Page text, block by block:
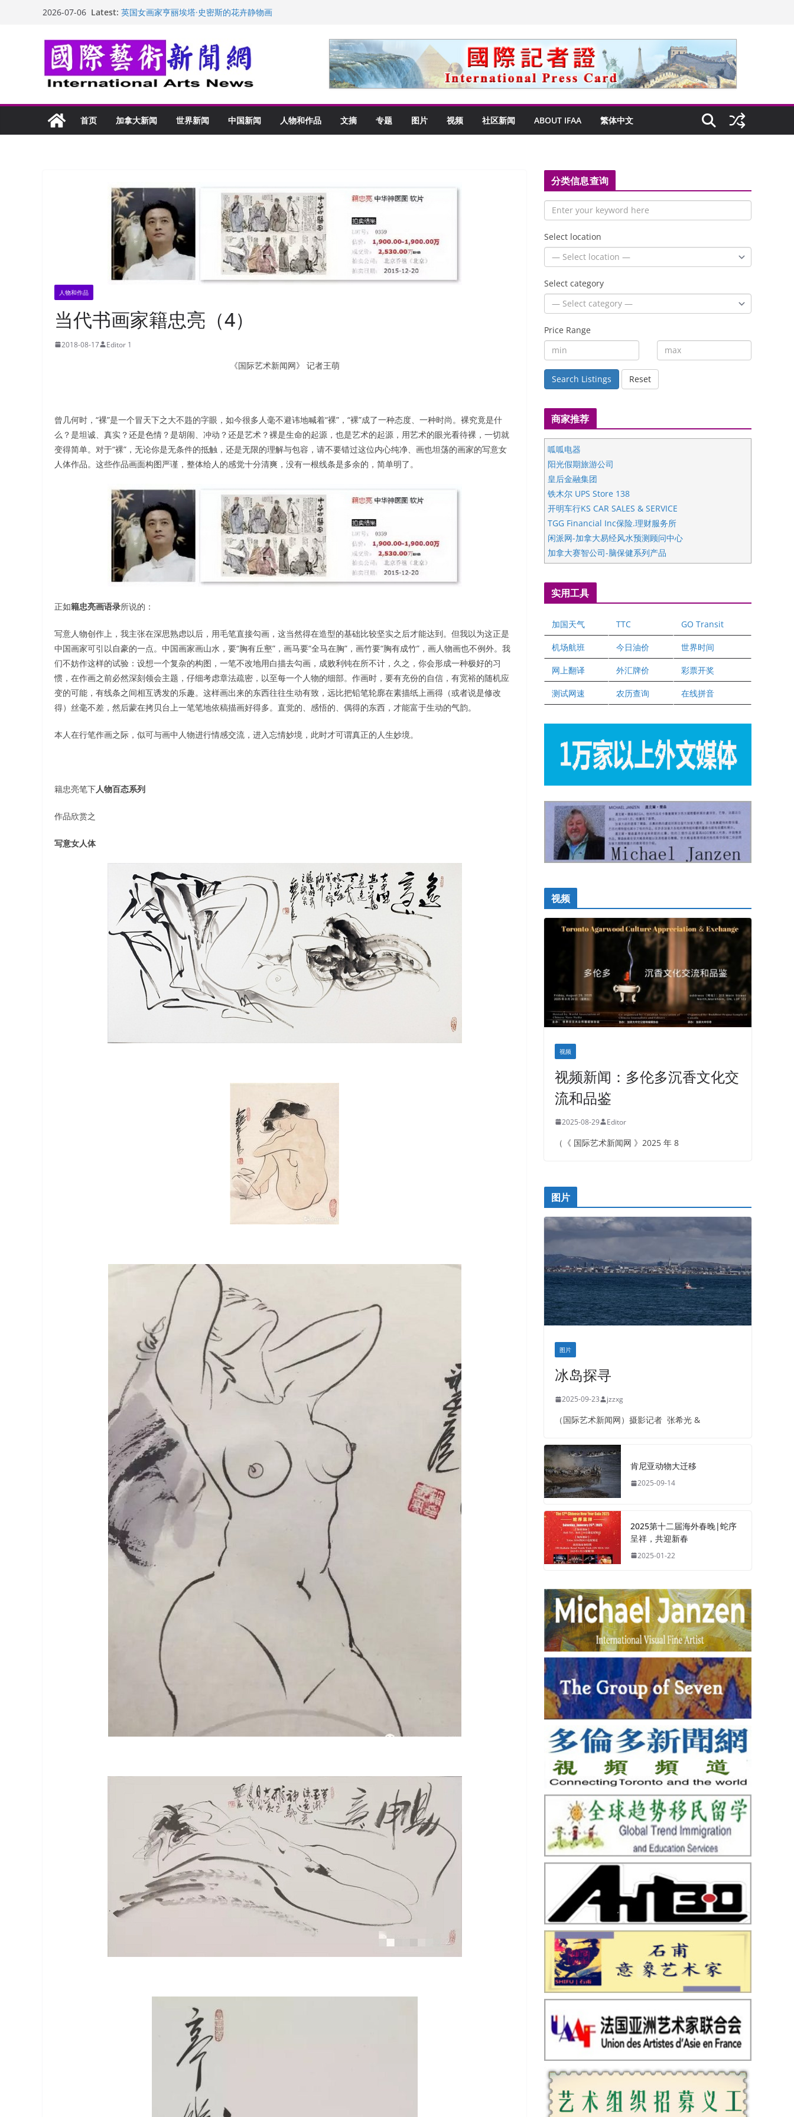
2026-07-06 Latest: 英国女画家亨丽埃塔·史密斯的花卉静物画
苏方 ：“字”得其乐
“梵心”归处：一场展览 连着攀枝花的千里乡愁
首页 加拿大新闻 世界新闻 中国新闻 人物和作品 文摘 专题 图片 视频 社区新闻 ABOUT IFAA 繁体中文
人物和作品
当代书画家籍忠亮（4）
2018-08-17 Editor 1
《国际艺术新闻网》 记者王萌
曾几何时，“裸”是一个冒天下之大不韪的字眼，如今很多人毫不避讳地喊着“裸”，“裸”成了一种态度、一种时尚。裸究竟是什
么？是坦诚、真实？还是色情？是胡闹、冲动？还是艺术？裸是生命的起源，也是艺术的起源，用艺术的眼光看待裸，一切就
变得简单。对于“裸”，无论你是无条件的抵触，还是无限的理解与包容，请不要错过这位内心纯净、画也坦荡的画家的写意女
人体作品。这些作品画面构图严谨，整体给人的感觉十分清爽，没有一根线条是多余的，简单明了。
正如籍忠亮画语录所说的：
写意人物创作上，我主张在深思熟虑以后，用毛笔直接勾画，这当然得在造型的基础比较坚实之后才能达到。但我以为这正是
中国画家可引以自豪的一点。中国画家画山水，要“胸有丘壑”，画马要“全马在胸”，画竹要“胸有成竹”，画人物画也不例外。我
们不妨作这样的试验：设想一个复杂的构图，一笔不改地用白描去勾画，成败利钝在所不计，久之，你会形成一种极好的习
惯，在作画之前必然深刻领会主题，仔细考虑章法疏密，以至每一个人物的细部。作画时，要有充份的自信，有宽裕的随机应
变的可能，有线条之间相互诱发的乐趣。这样画出来的东西往往生动有致，远比把铅笔轮廓在素描纸上画得（或者说是修改
得）丝毫不差，然后蒙在拷贝台上一笔笔地依稿描画好得多。直觉的、感悟的、偶得的东西，才能富于生动的气韵。
本人在行笔作画之际，似可与画中人物进行情感交流，进入忘情妙境，此时才可谓真正的人生妙境。
籍忠亮笔下人物百态系列
作品欣赏之
写意女人体
分类信息查询
Select location
Select category
Price Range
Search Listings Reset
商家推荐
呱呱电器
阳光假期旅游公司
皇后金融集团
铁木尔 UPS Store 138
开明车行KS CAR SALES & SERVICE
TGG Financial Inc保险.理财服务所
闲派网-加拿大易经风水预测顾问中心
加拿大赛智公司-脑保健系列产品
五星国艺拍卖及评估公司
国际注册执业营养师公会
爱德华连锁酒店万锦分店
健健宝公司
二十一世纪美联地产公司
全球趋势移民留学
盛达资本
正点印艺设计
实用工具
加国天气 TTC GO Transit
机场航班 今日油价 世界时间
网上翻译 外汇牌价 彩票开奖
测试网速 农历查询 在线拼音
视频
视频
视频新闻：多伦多沉香文化交
流和品鉴
2025-08-29 Editor
（《 国际艺术新闻网 》2025 年 8
图片
图片
冰岛探寻
2025-09-23 jzzxg
（国际艺术新闻网）摄影记者 张希光 &
肯尼亚动物大迁移
2025-09-14
2025第十二届海外春晚|蛇序
呈祥，共迎新春
2025-01-22